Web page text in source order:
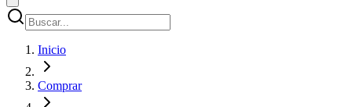
Inicio
Comprar